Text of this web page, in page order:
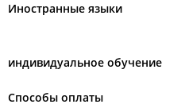
Иностранные языки
индивидуальное обучение
Способы оплаты